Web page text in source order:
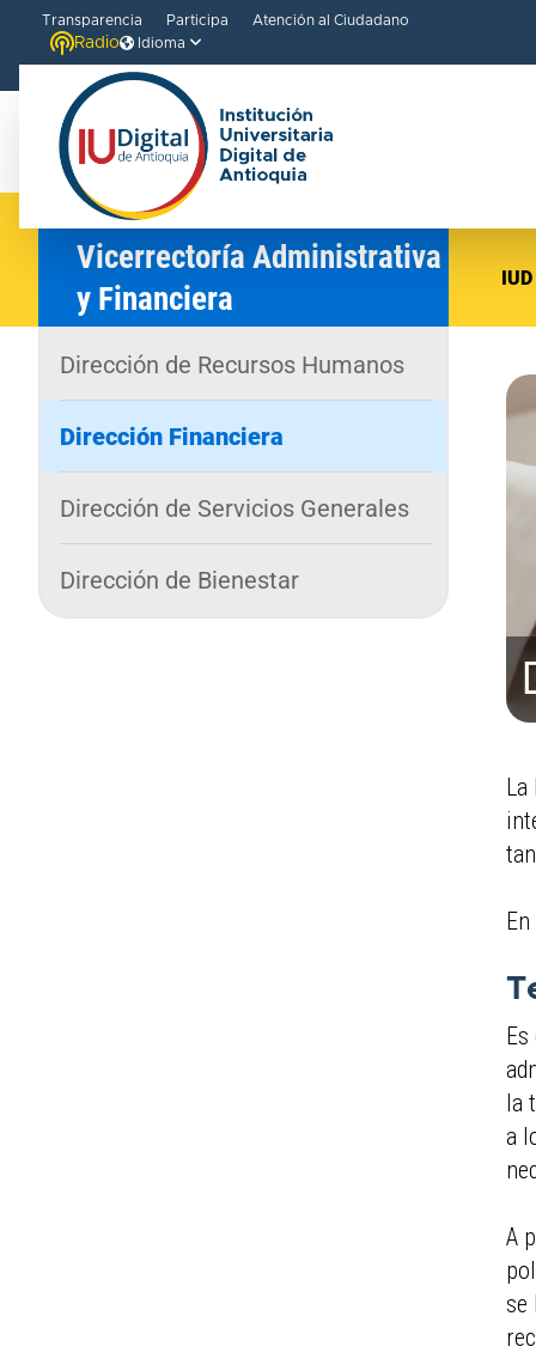
Transparencia Participa Atención al Ciudadano
Radio Idioma
Vicerrectoría Administrativa
y Financiera
IUD
Dirección de Recursos Humanos
Dirección Financiera
Dirección de Servicios Generales
Dirección de Bienestar
La
la
a
A
se